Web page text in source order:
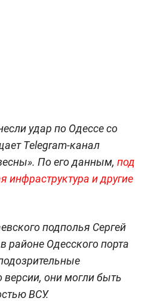
удар по Одессе со
Telegram-канал
По его данным, под
инфраструктура и другие
подполья Сергей
районе Одесского порта
они могли быть
ВСУ.